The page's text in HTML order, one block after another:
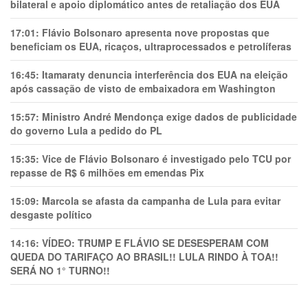
bilateral e apoio diplomático antes de retaliação dos EUA
17:01: Flávio Bolsonaro apresenta nove propostas que
beneficiam os EUA, ricaços, ultraprocessados e petrolíferas
16:45: Itamaraty denuncia interferência dos EUA na eleição
após cassação de visto de embaixadora em Washington
15:57: Ministro André Mendonça exige dados de publicidade
do governo Lula a pedido do PL
15:35: Vice de Flávio Bolsonaro é investigado pelo TCU por
repasse de R$ 6 milhões em emendas Pix
15:09: Marcola se afasta da campanha de Lula para evitar
desgaste político
14:16: VÍDEO: TRUMP E FLÁVIO SE DESESPERAM COM
QUEDA DO TARIFAÇO AO BRASIL!! LULA RINDO À TOA!!
SERÁ NO 1° TURNO!!